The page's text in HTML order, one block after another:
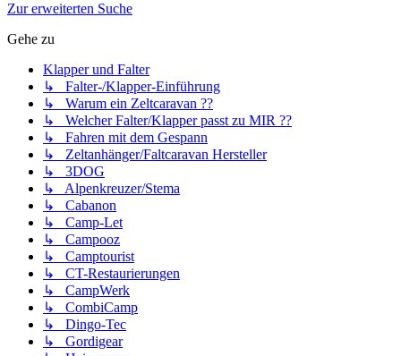
Zur erweiterten Suche
Gehe zu
Klapper und Falter
↳ Falter-/Klapper-Einführung
↳ Warum ein Zeltcaravan ??
↳ Welcher Falter/Klapper passt zu MIR ??
↳ Fahren mit dem Gespann
↳ Zeltanhänger/Faltcaravan Hersteller
↳ 3DOG
↳ Alpenkreuzer/Stema
↳ Cabanon
↳ Camp-Let
↳ Campooz
↳ Camptourist
↳ CT-Restaurierungen
↳ CampWerk
↳ CombiCamp
↳ Dingo-Tec
↳ Gordigear